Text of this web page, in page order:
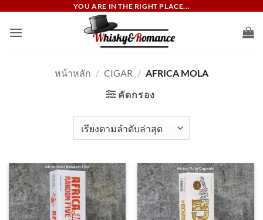
YOU ARE IN THE RIGHT PLACE...
หน้าหลัก / CIGAR / AFRICA MOLA
คัดกรอง